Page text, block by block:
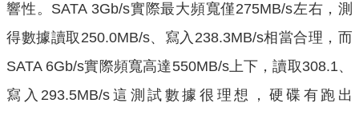
響性。SATA 3Gb/s實際最大頻寬僅275MB/s左右，測
得數據讀取250.0MB/s、寫入238.3MB/s相當合理，而
SATA 6Gb/s實際頻寬高達550MB/s上下，讀取308.1、
寫入293.5MB/s這測試數據很理想，硬碟有跑出